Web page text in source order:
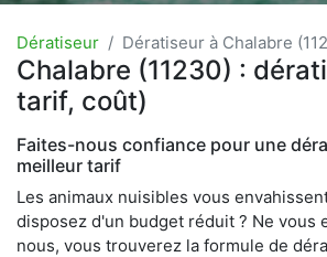
Dératiseur Dératiseur à Chalabre
Chalabre (11230) :
tarif, coût)
Faites-nous confiance pour une
meilleur tarif
Les animaux nuisibles vous
disposez d'un budget réduit ? Ne vous
nous, vous trouverez la formule de